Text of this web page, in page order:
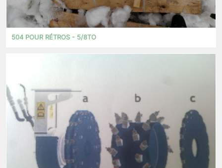
504 POUR RÉTROS - 5/8TO